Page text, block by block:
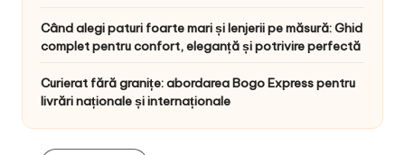
Când alegi paturi foarte mari și lenjerii pe măsură: Ghid
complet pentru confort, eleganță și potrivire perfectă
Curierat fără granițe: abordarea Bogo Express pentru
livrări naționale și internaționale